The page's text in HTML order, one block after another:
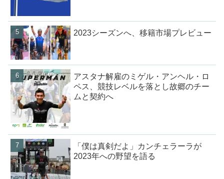
2023シーズンへ、移籍市場プレビュー
アスタナ解雇のミゲル・アンヘル・ロ
ペス、競技レベルを落とし故郷のチー
ムと契約へ
「僕は真剣だよ」カンチェラーラが
2023年への野望を語る